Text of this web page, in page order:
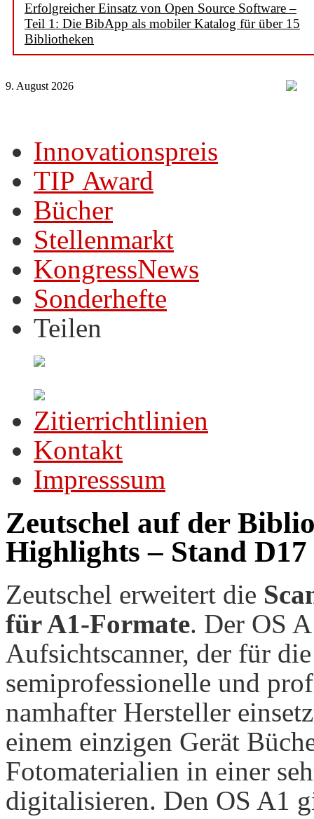
Erfolgreicher Einsatz von Open Source Software –
Teil 1: Die BibApp als mobiler Katalog für über 15
Bibliotheken
9. August 2026
Innovationspreis
TIP Award
Bücher
Stellenmarkt
KongressNews
Sonderhefte
Teilen
Zitierrichtlinien
Kontakt
Impresssum
Zeutschel auf der
Highlights – Stand D17
Zeutschel erweitert die
für A1-Formate. Der OS
Aufsichtscanner, der für
semiprofessionelle und
namhafter Hersteller
einem einzigen Gerät
Fotomaterialien in einer
digitalisieren. Den OS A1